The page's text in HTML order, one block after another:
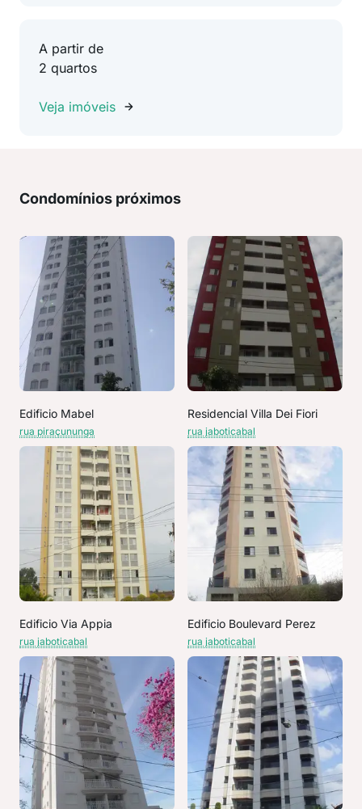
A partir de
2 quartos
Veja imóveis
Condomínios próximos
Edificio Mabel
rua piraçununga
Residencial Villa Dei Fiori
rua jaboticabal
Edificio Via Appia
rua jaboticabal
Edificio Boulevard Perez
rua jaboticabal